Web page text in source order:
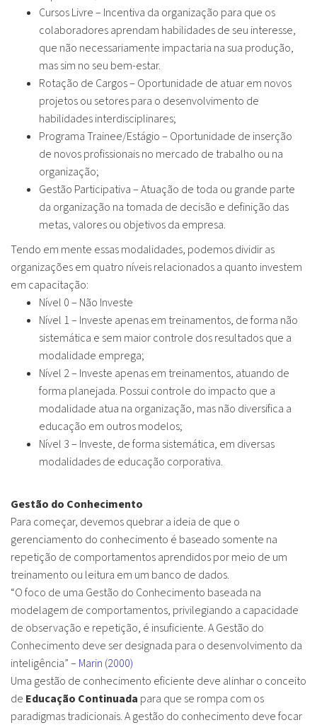
Cursos Livre – Incentiva da organização para que os
colaboradores aprendam habilidades de seu interesse,
que não necessariamente impactaria na sua produção,
mas sim no seu bem-estar.
Rotação de Cargos – Oportunidade de atuar em novos
projetos ou setores para o desenvolvimento de
habilidades interdisciplinares;
Programa Trainee/Estágio – Oportunidade de inserção
de novos profissionais no mercado de trabalho ou na
organização;
Gestão Participativa – Atuação de toda ou grande parte
da organização na tomada de decisão e definição das
metas, valores ou objetivos da empresa.
Tendo em mente essas modalidades, podemos dividir as
organizações em quatro níveis relacionados a quanto investem
em capacitação:
Nível 0 – Não Investe
Nível 1 – Investe apenas em treinamentos, de forma não
sistemática e sem maior controle dos resultados que a
modalidade emprega;
Nível 2 – Investe apenas em treinamentos, atuando de
forma planejada. Possui controle do impacto que a
modalidade atua na organização, mas não diversifica a
educação em outros modelos;
Nível 3 – Investe, de forma sistemática, em diversas
modalidades de educação corporativa.
Gestão do Conhecimento
Para começar, devemos quebrar a ideia de que o
gerenciamento do conhecimento é baseado somente na
repetição de comportamentos aprendidos por meio de um
treinamento ou leitura em um banco de dados.
“O foco de uma Gestão do Conhecimento baseada na
modelagem de comportamentos, privilegiando a capacidade
de observação e repetição, é insuficiente. A Gestão do
Conhecimento deve ser designada para o desenvolvimento da
inteligência” – Marin (2000)
Uma gestão de conhecimento eficiente deve alinhar o conceito
de Educação Continuada para que se rompa com os
paradigmas tradicionais. A gestão do conhecimento deve focar